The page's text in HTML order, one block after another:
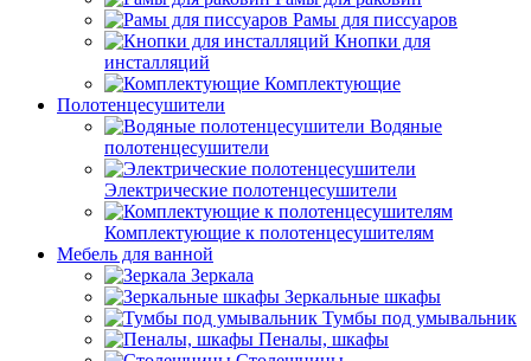
Рамы для писсуаров
Кнопки для
инсталляций
Комплектующие
Полотенцесушители
Водяные
полотенцесушители
Электрические полотенцесушители
Комплектующие к полотенцесушителям
Мебель для ванной
Зеркала
Зеркальные шкафы
Тумбы под умывальник
Пеналы, шкафы